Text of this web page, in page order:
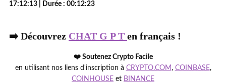
17:12:13 | Durée : 00:12:23
➡️ Découvrez CHAT G P T en français !
❤️ Soutenez Crypto Facile
en utilisant nos liens d'inscription à CRYPTO.COM, COINBASE,
COINHOUSE et BINANCE